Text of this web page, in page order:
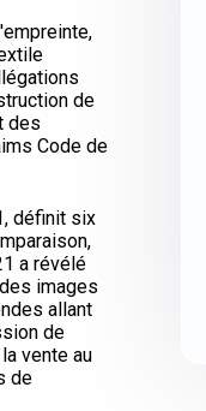
de
des
Code de
définit six
a révélé
images
allant
de
vente au
de